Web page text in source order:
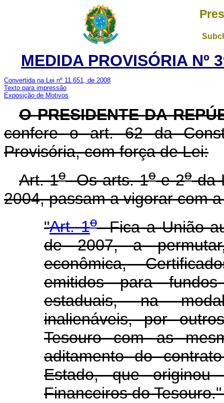
MEDIDA PROVISÓRIA Nº
Convertida na Lei nº 11.651, de 2008
Texto para impressão
Exposição de Motivos
O PRESIDENTE DA
confere o art. 62 da
Provisória, com força de Lei:
Art. 1oOs arts. 1oe 2oda
2004, passam a vigorar com
"Art. 1oFica a União
de 2007, a
econômica,
emitidos para
estaduais, na
inalienáveis, por
Tesouro com as
aditamento do
Estado, que originou
Financeiros do